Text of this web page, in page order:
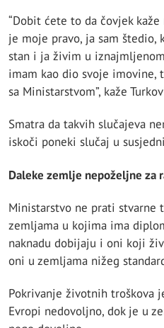
“Dobit ćete to da čovjek
je moje pravo, ja sam
stan i ja živim u
imam kao dio svoje imovine,
sa Ministarstvom”, kaže
Smatra da takvih slučajeva
iskoči poneki slučaj u
Daleke zemlje nepoželjne za
Ministarstvo ne prati stvarne
zemljama u kojima ima
naknadu dobijaju i oni koji
oni u zemljama nižeg
Pokrivanje životnih troškova
Evropi nedovoljno, dok je u